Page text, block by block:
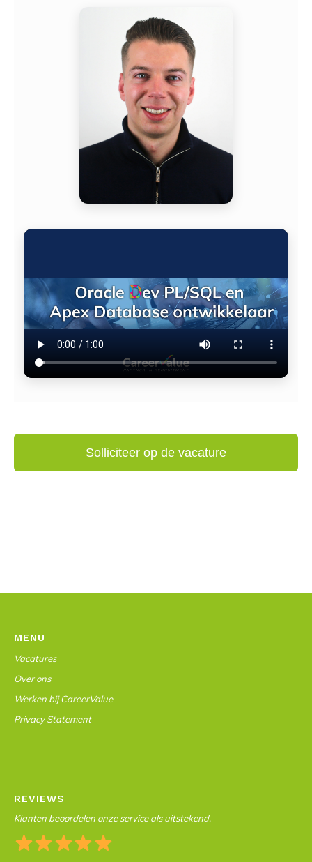
MENU
Vacatures
Over ons
Werken bij CareerValue
Privacy Statement
REVIEWS
Klanten beoordelen onze service als uitstekend.